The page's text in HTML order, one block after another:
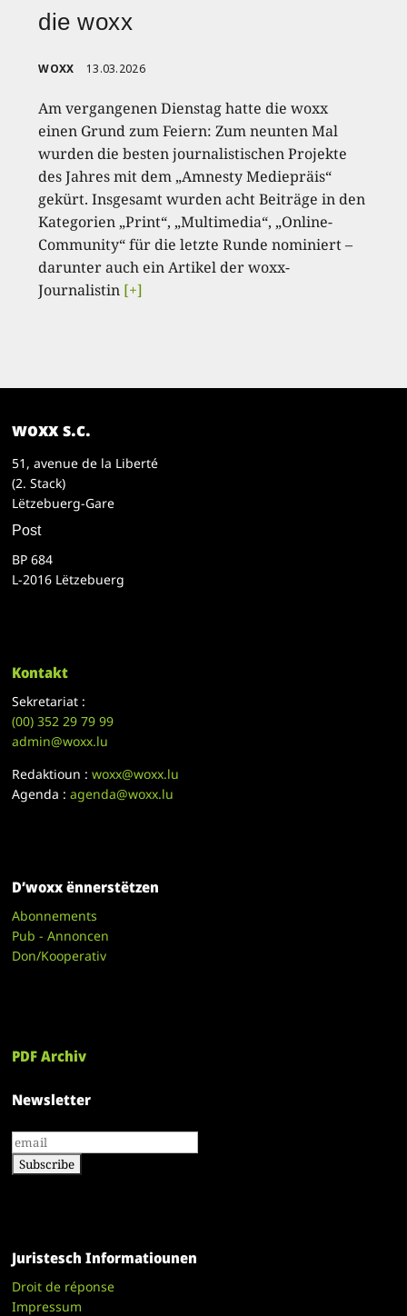
die woxx
WOXX 13.03.2026
Am vergangenen Dienstag hatte die woxx
einen Grund zum Feiern: Zum neunten Mal
wurden die besten journalistischen Projekte
des Jahres mit dem „Amnesty Mediepräis“
gekürt. Insgesamt wurden acht Beiträge in den
Kategorien „Print“, „Multimedia“, „Online-
Community“ für die letzte Runde nominiert –
darunter auch ein Artikel der woxx-
Journalistin [+]
woxx s.c.
51, avenue de la Liberté
(2. Stack)
Lëtzebuerg-Gare
Post
BP 684
L-2016 Lëtzebuerg
Kontakt
Sekretariat :
(00)352 29 79 99
admin@woxx.lu
Redaktioun :woxx@woxx.lu
Agenda :agenda@woxx.lu
D’woxx ënnerstëtzen
Abonnements
Pub - Annoncen
Don/Kooperativ
PDF Archiv
Newsletter
Juristesch Informatiounen
Droit de réponse
Impressum